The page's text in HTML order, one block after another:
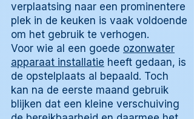
verplaatsing naar een prominentere
plek in de keuken is vaak voldoende
om het gebruik te verhogen.
Voor wie al een goede ozonwater
apparaat installatie heeft gedaan, is
de opstelplaats al bepaald. Toch
kan na de eerste maand gebruik
blijken dat een kleine verschuiving